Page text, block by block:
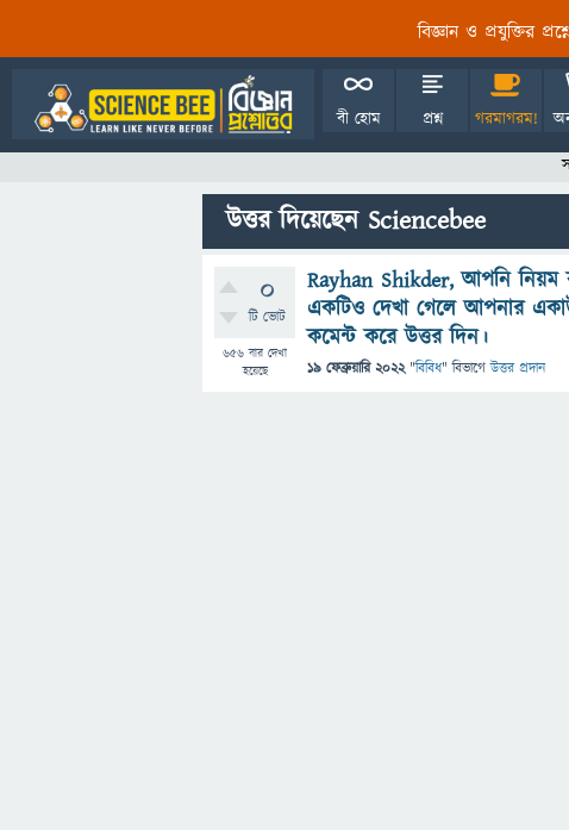
বিজ্ঞান ও প্রযুক্তির
বী হোম প্রশ্ন গরমাগরম!
উত্তর দিয়েছেন Sciencebee
0
টি ভোট
656 বার দেখা
হয়েছে
Rayhan Shikder, আপনি নিয়ম
একটিও দেখা গেলে আপনার
কমেন্ট করে উত্তর দিন।
19 ফেব্রুয়ারি 2022 "বিবিধ" বিভাগে উত্তর প্রদান